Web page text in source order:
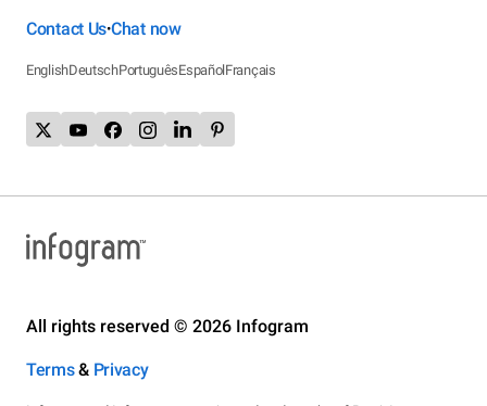
Contact Us•Chat now
EnglishDeutschPortuguêsEspañolFrançais
All rights reserved © 2026 Infogram
Terms& Privacy